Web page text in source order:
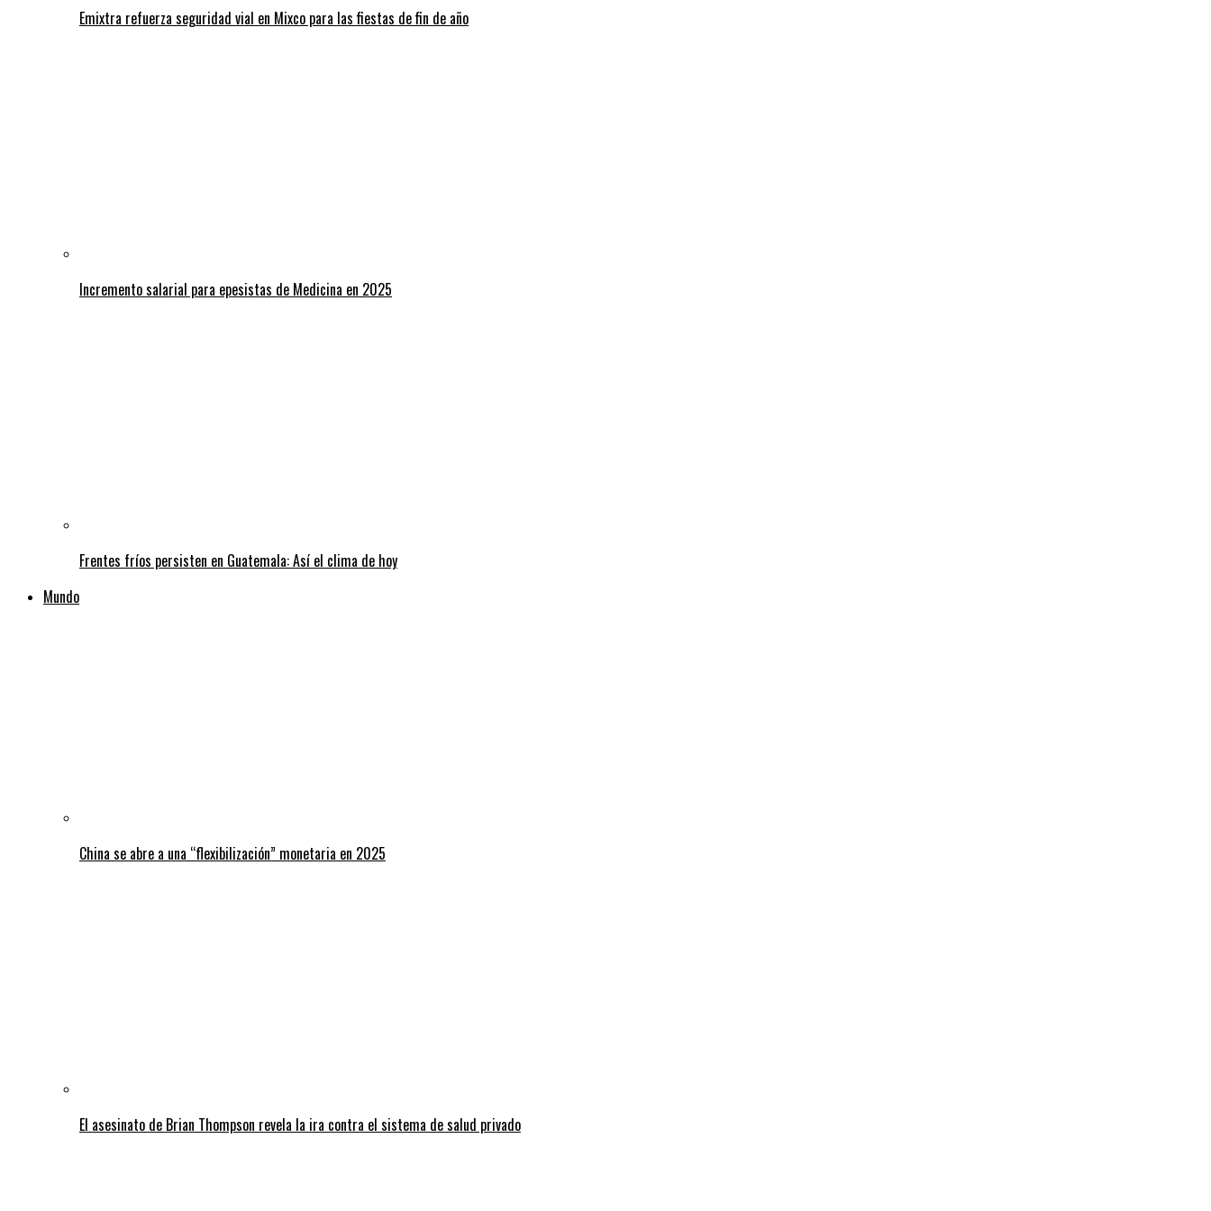
Emixtra refuerza seguridad vial en Mixco para las fiestas de fin de año
Incremento salarial para epesistas de Medicina en 2025
Frentes fríos persisten en Guatemala: Así el clima de hoy
Mundo
China se abre a una “flexibilización” monetaria en 2025
El asesinato de Brian Thompson revela la ira contra el sistema de salud privado